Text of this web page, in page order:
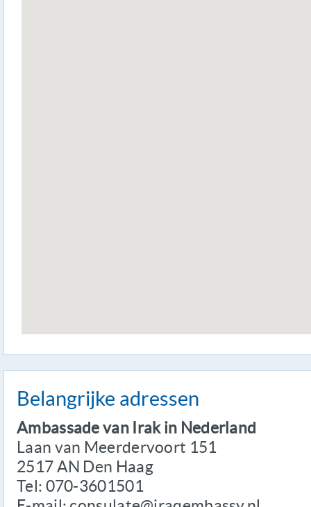
Belangrijke adressen
Ambassade van Irak in Nederland
Laan van Meerdervoort 151
2517 AN Den Haag
Tel: 070-3601501